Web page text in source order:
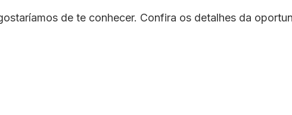
de te conhecer. Confira os detalhes da